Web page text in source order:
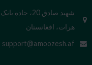
شهید صادق 20، جاده بانک خون
هرات، افغانستان
support@amoozesh.af